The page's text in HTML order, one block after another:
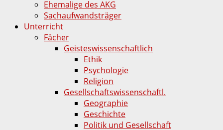
Ehemalige des AKG
Sachaufwandsträger
Unterricht
Fächer
Geisteswissenschaftlich
Ethik
Psychologie
Religion
Gesellschaftswissenschaftl.
Geographie
Geschichte
Politik und Gesellschaft